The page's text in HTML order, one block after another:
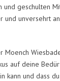
und geschulten
und unversehrt
Moench
auf deine
kann und dass